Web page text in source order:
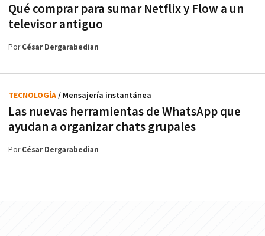
Qué comprar para sumar Netflix y Flow a un
televisor antiguo
PorCésar Dergarabedian
Las nuevas herramientas de WhatsApp que
ayudan a organizar chats grupales
TECNOLOGÍA/ Mensajería instantánea
PorCésar Dergarabedian